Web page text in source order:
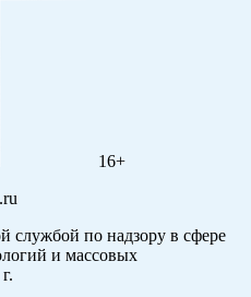
16+
службой по надзору в сфере
и массовых